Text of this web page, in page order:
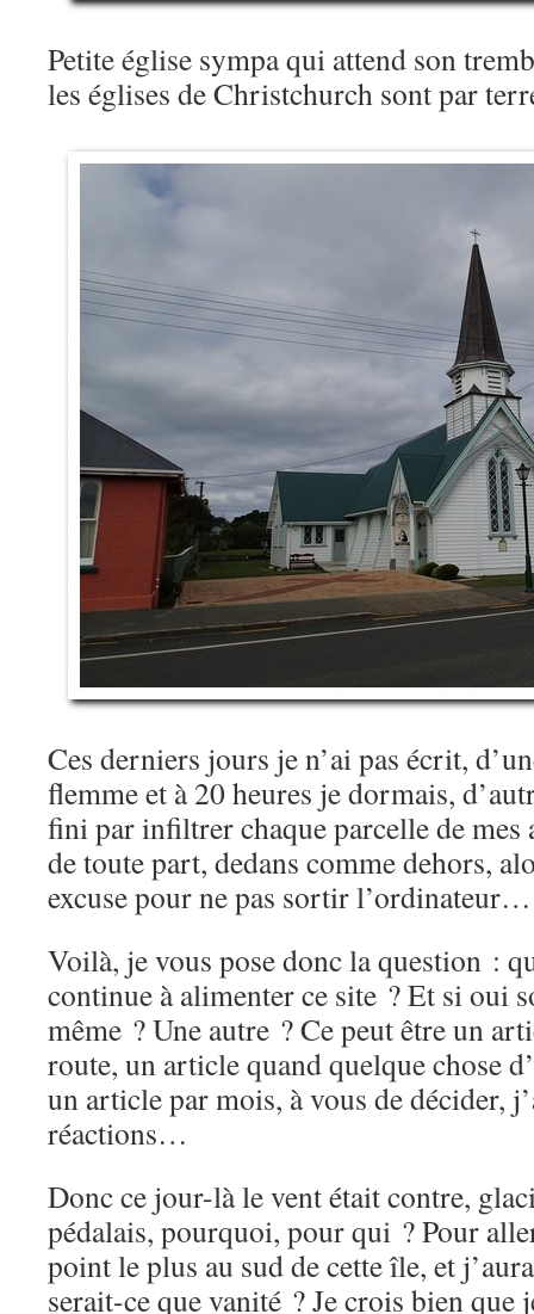
Petite église sympa qui attend son
les églises de Christchurch sont par
Ces derniers jours je n’ai pas écrit,
flemme et à 20 heures je dormais,
fini par infiltrer chaque parcelle de mes
de toute part, dedans comme dehors,
excuse pour ne pas sortir l’ordinateur…
Voilà, je vous pose donc la question :
continue à alimenter ce site ? Et si oui
même ? Une autre ? Ce peut être un
route, un article quand quelque chose
un article par mois, à vous de décider,
réactions…
Donc ce jour-là le vent était contre,
pédalais, pourquoi, pour qui ? Pour
point le plus au sud de cette île, et
serait-ce que vanité ? Je crois bien que